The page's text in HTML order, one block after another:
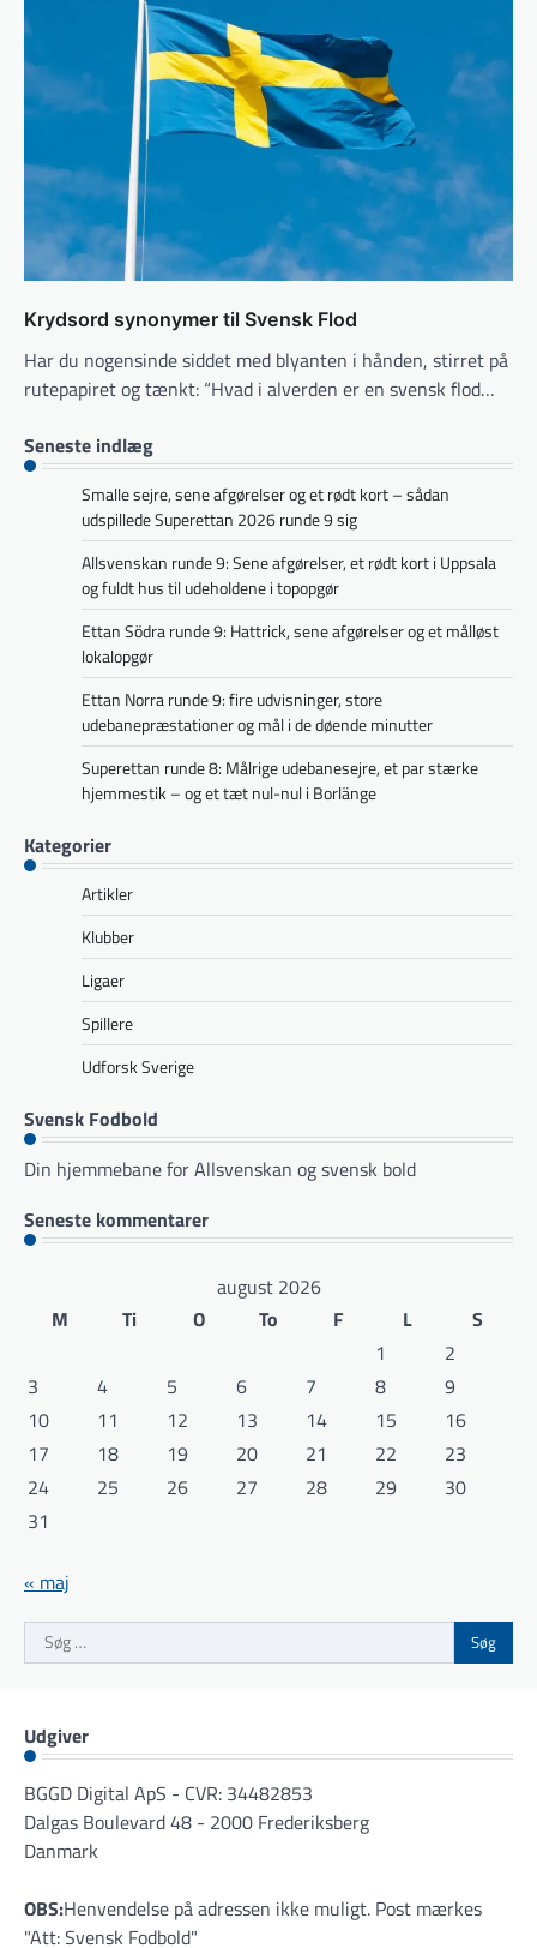
Krydsord synonymer til Svensk Flod
Har du nogensinde siddet med blyanten i hånden, stirret på
rutepapiret og tænkt: “Hvad i alverden er en svensk flod…
Seneste indlæg
Smalle sejre, sene afgørelser og et rødt kort – sådan
udspillede Superettan 2026 runde 9 sig
Allsvenskan runde 9: Sene afgørelser, et rødt kort i Uppsala
og fuldt hus til udeholdene i topopgør
Ettan Södra runde 9: Hattrick, sene afgørelser og et målløst
lokalopgør
Ettan Norra runde 9: fire udvisninger, store
udebanepræstationer og mål i de døende minutter
Superettan runde 8: Målrige udebanesejre, et par stærke
hjemmestik – og et tæt nul-nul i Borlänge
Kategorier
Artikler
Klubber
Ligaer
Spillere
Udforsk Sverige
Svensk Fodbold
Din hjemmebane for Allsvenskan og svensk bold
Seneste kommentarer
august 2026
M
Ti O To F L
S
1
2
3
4 5 6 7 8
9
10
11 12 13 14 15
16
17
18 19 20 21 22
23
24
25 26 27 28 29
30
31
« maj
Søg
efter:
Udgiver
BGGD Digital ApS - CVR: 34482853
Dalgas Boulevard 48 - 2000 Frederiksberg
Danmark
OBS:Henvendelse på adressen ikke muligt. Post mærkes
"Att: Svensk Fodbold"